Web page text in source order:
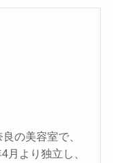
の美容室で、
より独立し、